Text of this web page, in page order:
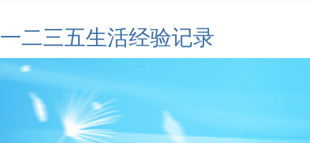
一二三五生活经验记录